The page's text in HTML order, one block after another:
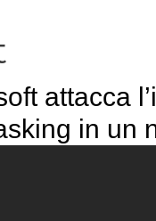
attacca
in un